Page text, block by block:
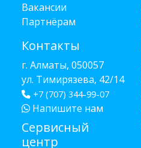
Вакансии
Партнёрам
Контакты
г. Алматы, 050057
ул. Тимирязева, 42/14
+7 (707) 344-99-07
Напишите нам
Сервисный
центр